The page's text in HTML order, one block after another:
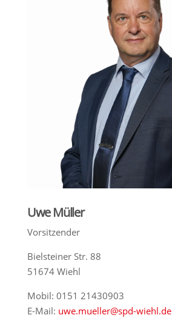
Uwe Müller
Vorsitzender
Bielsteiner Str. 88
51674 Wiehl
Mobil: 0151 21430903
E-Mail: uwe.mueller@spd-wiehl.de